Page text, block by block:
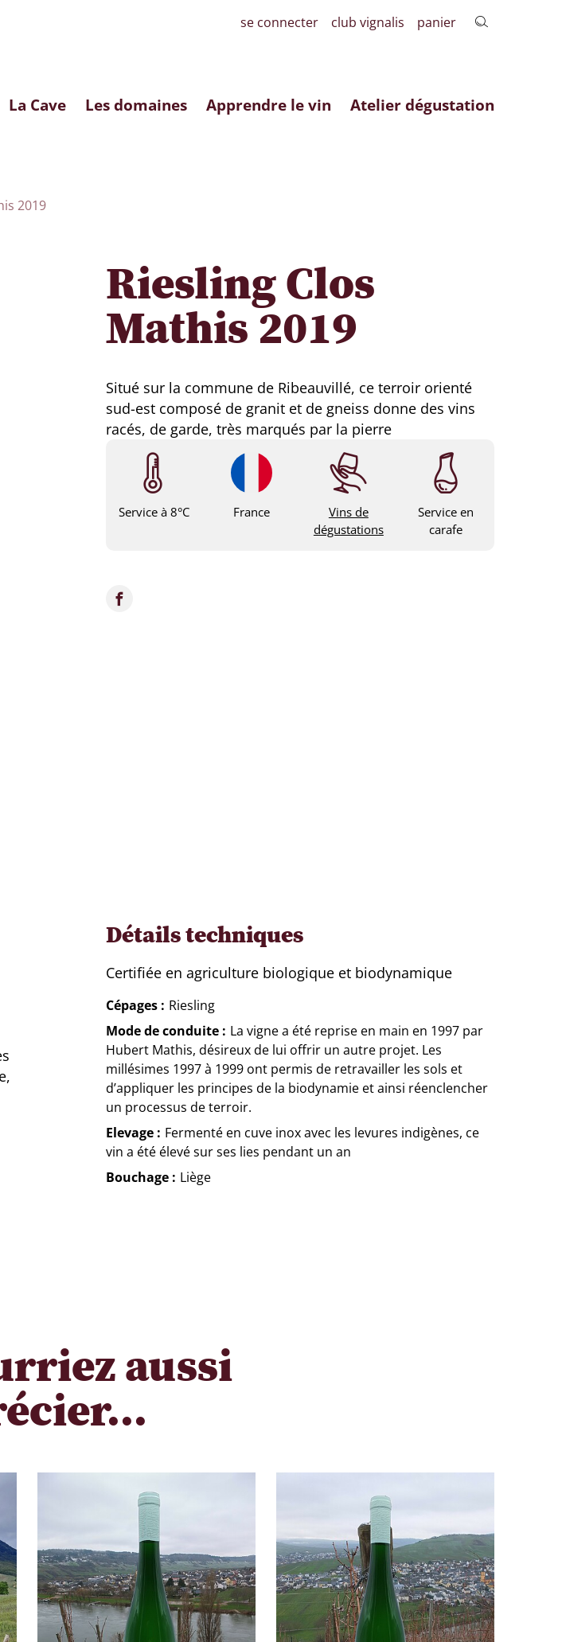
se connecter club vignalis panier
La Cave Les domaines Apprendre le vin Atelier dégustation
2019
Riesling Clos
Mathis 2019
Situé sur la commune de Ribeauvillé, ce terroir orienté
sud-est composé de granit et de gneiss donne des vins
racés, de garde, très marqués par la pierre
Service à 8°C France
Vins de
dégustations
Service en
carafe
Détails techniques
Certifiée en agriculture biologique et biodynamique
Cépages
Riesling
Mode de conduite
La vigne a été reprise en main en 1997 par
Hubert Mathis, désireux de lui offrir un autre projet. Les
millésimes 1997 à 1999 ont permis de retravailler les sols et
d’appliquer les principes de la biodynamie et ainsi réenclencher
un processus de terroir.
Elevage
Fermenté en cuve inox avec les levures indigènes, ce
vin a été élevé sur ses lies pendant un an
Bouchage
Liège
aussi